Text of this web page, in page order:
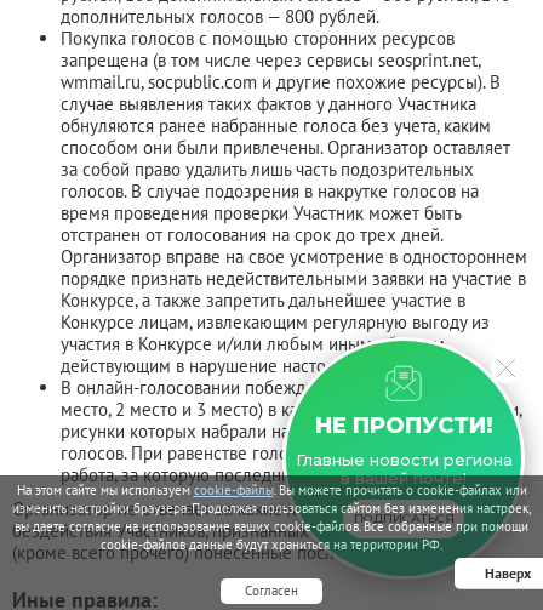
На этом сайте мы используемcookie-файлы. Вы можете прочитать о cookie-файлах или
изменить настройки браузера. Продолжая пользоваться сайтом без изменения настроек,
вы даете согласие на использование ваших cookie-файлов. Все собранные при помощи
cookie-файлов данные будут храниться на территории РФ.
Согласен
Наверх
дополнительных голосов — 800 рублей.
Покупка голосов с помощью сторонних ресурсов
запрещена (в том числе через сервисы seosprint.net,
wmmail.ru, socpublic.com и другие похожие ресурсы). В
случае выявления таких фактов у данного Участника
обнуляются ранее набранные голоса без учета, каким
способом они были привлечены. Организатор оставляет
за собой право удалить лишь часть подозрительных
голосов. В случае подозрения в накрутке голосов на
время проведения проверки Участник может быть
отстранен от голосования на срок до трех дней.
Организатор вправе на свое усмотрение в одностороннем
порядке признать недействительными заявки на участие в
Конкурсе, а также запретить дальнейшее участие в
Конкурсе лицам, извлекающим регулярную выгоду из
участия в Конкурсе и/или любым иным образом,
действующим в нарушение настоящих Правил.
В онлайн-голосовании побеждают по три участника (1
место, 2 место и 3 место) в каждой возрастной категории,
рисунки которых набрали наибольшее количество
голосов. При равенстве голосов победителем признается
работа, за которую последний голос был отдан раньше.
Организатор не отвечает за какие-либо последствия действий/
бездействия Участников, признанных ошибочными, включая
(кроме всего прочего) понесенные последними затраты.
Иные правила:
НЕ ПРОПУСТИ!
Главные новости региона
в вашей почте!
ПОДПИСАТЬСЯ